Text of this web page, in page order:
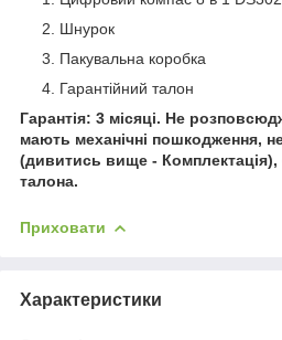
Шнурок
Пакувальна коробка
Гарантійний талон
Гарантія: 3 місяці. Не
мають механічні пошкодження,
(дивитись вище - Комплектація),
талона.
Приховати
Характеристики